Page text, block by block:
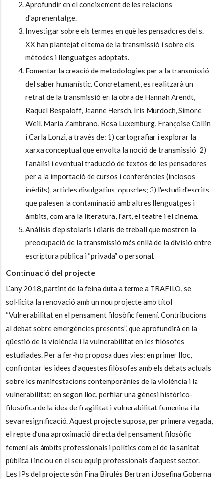
Aprofundir en el coneixement de les relacions
d'aprenentatge.
Investigar sobre els termes en què les pensadores del s.
XX han plantejat el tema de la transmissió i sobre els
mètodes i llenguatges adoptats.
Fomentar la creació de metodologies per a la transmissió
del saber humanístic. Concretament, es realitzarà un
retrat de la transmissió en la obra de Hannah Arendt,
Raquel Bespaloff, Jeanne Hersch, Iris Murdoch, Simone
Weil, María Zambrano, Rosa Luxemburg, Françoise Collin
i Carla Lonzi, a través de: 1) cartografiar i explorar la
xarxa conceptual que envolta la noció de transmissió; 2)
l'anàlisi i eventual traducció de textos de les pensadores
per a la importació de cursos i conferències (inclosos
inèdits), articles divulgatius, opuscles; 3) l'estudi d'escrits
que palesen la contaminació amb altres llenguatges i
àmbits, com ara la literatura, l'art, el teatre i el cinema.
Anàlisis d'epistolaris i diaris de treball que mostren la
preocupació de la transmissió més enllà de la divisió entre
escriptura pública i “privada” o personal.
Continuació del projecte
L’any 2018, partint de la feina duta a terme a TRAFILO, se
sol·licita la renovació amb un nou projecte amb títol
“Vulnerabilitat en el pensament filosòfic femení. Contribucions
al debat sobre emergències presents”, que aprofundirà en la
qüestió de la violència i la vulnerabilitat en les filòsofes
estudiades. Per a fer-ho proposa dues vies: en primer lloc,
confrontar les idees d’aquestes filòsofes amb els debats actuals
sobre les manifestacions contemporànies de la violència i la
vulnerabilitat; en segon lloc, perfilar una gènesi històrico-
filosòfica de la idea de fragilitat i vulnerabilitat femenina i la
seva resignificació. Aquest projecte suposa, per primera vegada,
el repte d’una aproximació directa del pensament filosòfic
femení als àmbits professionals i polítics com el de la sanitat
pública i inclou en el seu equip professionals d’aquest sector.
Les IPs del projecte són Fina Birulés Bertran i Josefina Goberna